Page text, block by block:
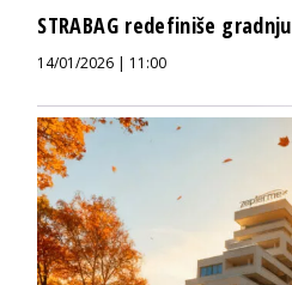
STRABAG redefiniše gradnju
14/01/2026 | 11:00